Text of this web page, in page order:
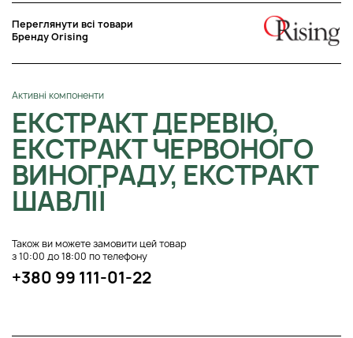
Переглянути всі товари
Бренду Orising
Активні компоненти
ЕКСТРАКТ ДЕРЕВІЮ,
ЕКСТРАКТ ЧЕРВОНОГО
ВИНОГРАДУ, ЕКСТРАКТ
ШАВЛІЇ
Також ви можете замовити цей товар
з 10:00 до 18:00 по телефону
+380 99 111-01-22